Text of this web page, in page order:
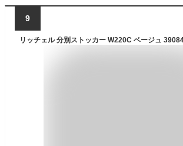
9
リッチェル 分別ストッカー W220C ベージュ